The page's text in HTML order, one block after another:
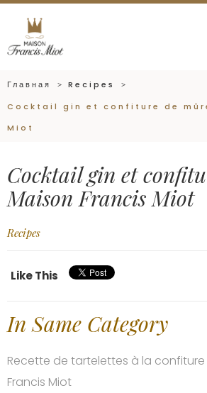
Главная
Recipes
Cocktail gin et confiture de
Miot
Cocktail gin et
Maison Francis Miot
Recipes
Like This
In Same Category
Recette de tartelettes à la
Francis Miot